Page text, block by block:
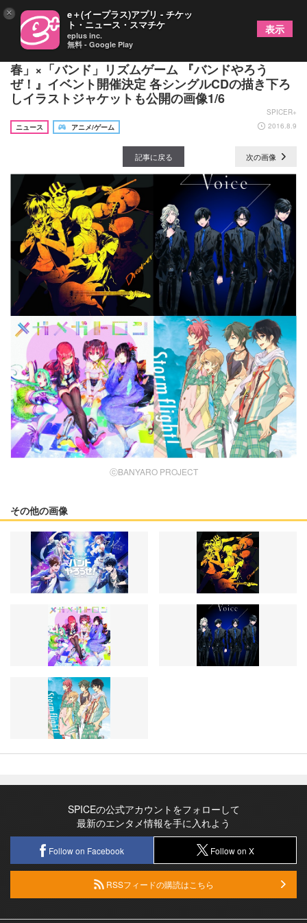
アニプレックス×ソニー・ミュージックが贈る「青
春」×「バンド」リズムゲーム 『バンドやろう
ぜ！』イベント開催決定 各シングルCDの描き下ろ
しイラストジャケットも公開の画像1/6
SPICER+
ニュース
アニメ/ゲーム 2016.8.9
記事に戻る 次の画像
ⓒBANYARO PROJECT
その他の画像
SPICEの公式アカウントをフォローして
最新のエンタメ情報を手に入れよう
Follow on Facebook Follow on X
RSSフィードの購読はこちら
× e＋(イープラス)アプリ - チケッ
ト・ニュース・スマチケ
eplus inc.
無料 - Google Play
表示